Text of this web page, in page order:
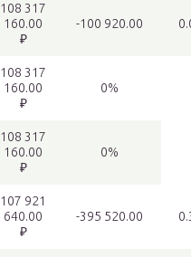
108 317
160.00
₽
-100 920.00
108 317
160.00
₽
0%
108 317
160.00
₽
0%
107 921
640.00
₽
-395 520.00